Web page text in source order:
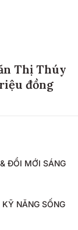
Thị Thúy
đồng
ĐỔI MỚI SÁNG
KỸ NĂNG SỐNG